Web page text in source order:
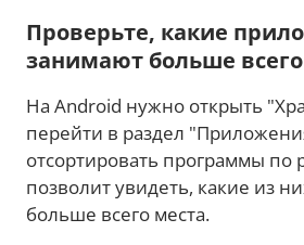
Проверьте, какие
занимают больше
На Android нужно открыть
перейти в раздел
отсортировать программы по
позволит увидеть, какие из
больше всего места.